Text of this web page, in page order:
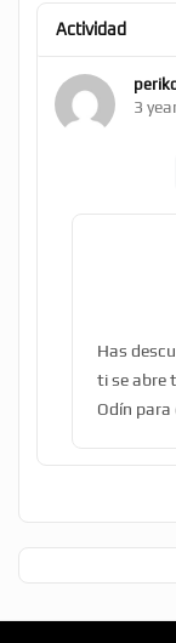
Actividad
3
Has
ti se abre
Odín para